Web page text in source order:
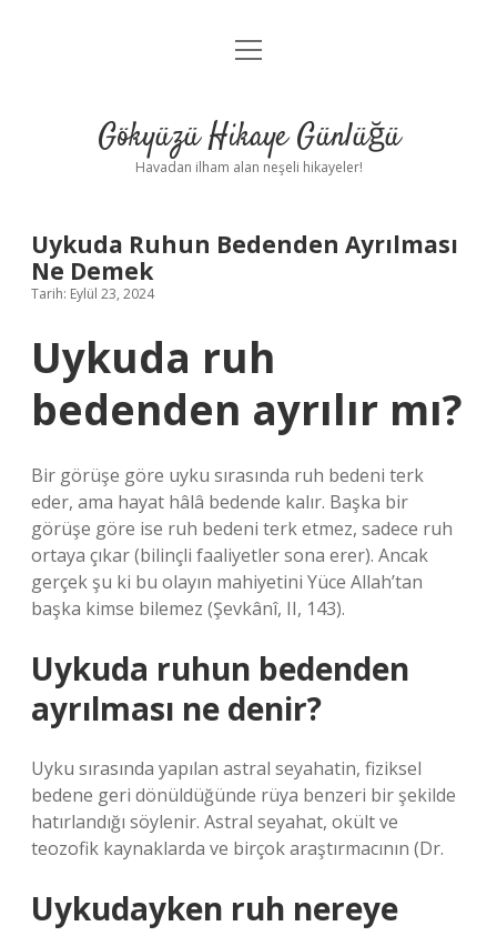
Anasayfa
Yasal Uyarı
menüyü
Gökyüzü Hikaye Günlüğü
Havadan ilham alan neşeli hikayeler!
Uykuda Ruhun Bedenden Ayrılması
Ne Demek
Tarih: Eylül 23, 2024
Uykuda ruh
bedenden ayrılır mı?
Bir görüşe göre uyku sırasında ruh bedeni terk
eder, ama hayat hâlâ bedende kalır. Başka bir
görüşe göre ise ruh bedeni terk etmez, sadece ruh
ortaya çıkar (bilinçli faaliyetler sona erer). Ancak
gerçek şu ki bu olayın mahiyetini Yüce Allah’tan
başka kimse bilemez (Şevkânî, II, 143).
Uykuda ruhun bedenden
ayrılması ne denir?
Uyku sırasında yapılan astral seyahatin, fiziksel
bedene geri dönüldüğünde rüya benzeri bir şekilde
hatırlandığı söylenir. Astral seyahat, okült ve
teozofik kaynaklarda ve birçok araştırmacının (Dr.
Uykudayken ruh nereye